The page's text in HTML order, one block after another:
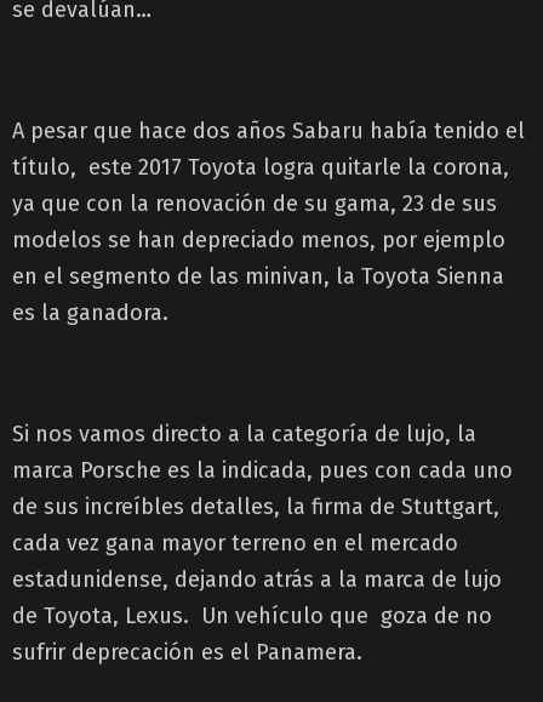
se devalúan…
A pesar que hace dos años Sabaru había tenido el
título, este 2017 Toyota logra quitarle la corona,
ya que con la renovación de su gama, 23 de sus
modelos se han depreciado menos, por ejemplo
en el segmento de las minivan, la Toyota Sienna
es la ganadora.
Si nos vamos directo a la categoría de lujo, la
marca Porsche es la indicada, pues con cada uno
de sus increíbles detalles, la firma de Stuttgart,
cada vez gana mayor terreno en el mercado
estadunidense, dejando atrás a la marca de lujo
de Toyota, Lexus. Un vehículo que goza de no
sufrir deprecación es el Panamera.